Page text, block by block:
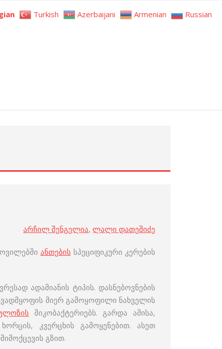
არჩილ შენგელია, ლალი დათეშიძე
ანთების სპეციფიკური კერების
ადამიანის ტიპის. დასნებოვნების
მიერ გამოყოფილი ნახველის
მიკობაქტერიებს. გარდა ამისა,
კვერცხის გამოყენებით. ასეთ
გზით.
Turkish Azerbaijani Armenian Russian